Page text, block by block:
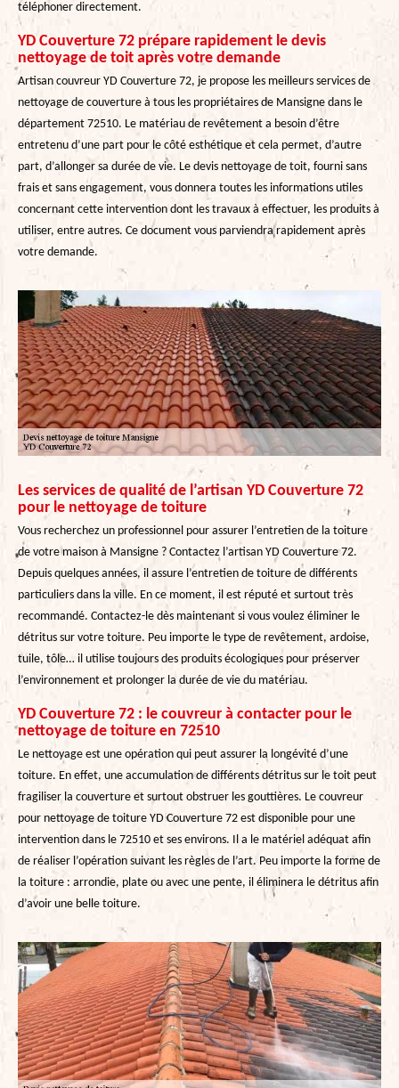
téléphoner directement.
YD Couverture 72 prépare rapidement le devis
nettoyage de toit après votre demande
Artisan couvreur YD Couverture 72, je propose les meilleurs services de
nettoyage de couverture à tous les propriétaires de Mansigne dans le
département 72510. Le matériau de revêtement a besoin d’être
entretenu d’une part pour le côté esthétique et cela permet, d’autre
part, d’allonger sa durée de vie. Le devis nettoyage de toit, fourni sans
frais et sans engagement, vous donnera toutes les informations utiles
concernant cette intervention dont les travaux à effectuer, les produits à
utiliser, entre autres. Ce document vous parviendra rapidement après
votre demande.
Les services de qualité de l’artisan YD Couverture 72
pour le nettoyage de toiture
Vous recherchez un professionnel pour assurer l’entretien de la toiture
de votre maison à Mansigne ? Contactez l’artisan YD Couverture 72.
Depuis quelques années, il assure l’entretien de toiture de différents
particuliers dans la ville. En ce moment, il est réputé et surtout très
recommandé. Contactez-le dès maintenant si vous voulez éliminer le
détritus sur votre toiture. Peu importe le type de revêtement, ardoise,
tuile, tôle… il utilise toujours des produits écologiques pour préserver
l’environnement et prolonger la durée de vie du matériau.
YD Couverture 72 : le couvreur à contacter pour le
nettoyage de toiture en 72510
Le nettoyage est une opération qui peut assurer la longévité d’une
toiture. En effet, une accumulation de différents détritus sur le toit peut
fragiliser la couverture et surtout obstruer les gouttières. Le couvreur
pour nettoyage de toiture YD Couverture 72 est disponible pour une
intervention dans le 72510 et ses environs. Il a le matériel adéquat afin
de réaliser l’opération suivant les règles de l’art. Peu importe la forme de
la toiture : arrondie, plate ou avec une pente, il éliminera le détritus afin
d’avoir une belle toiture.